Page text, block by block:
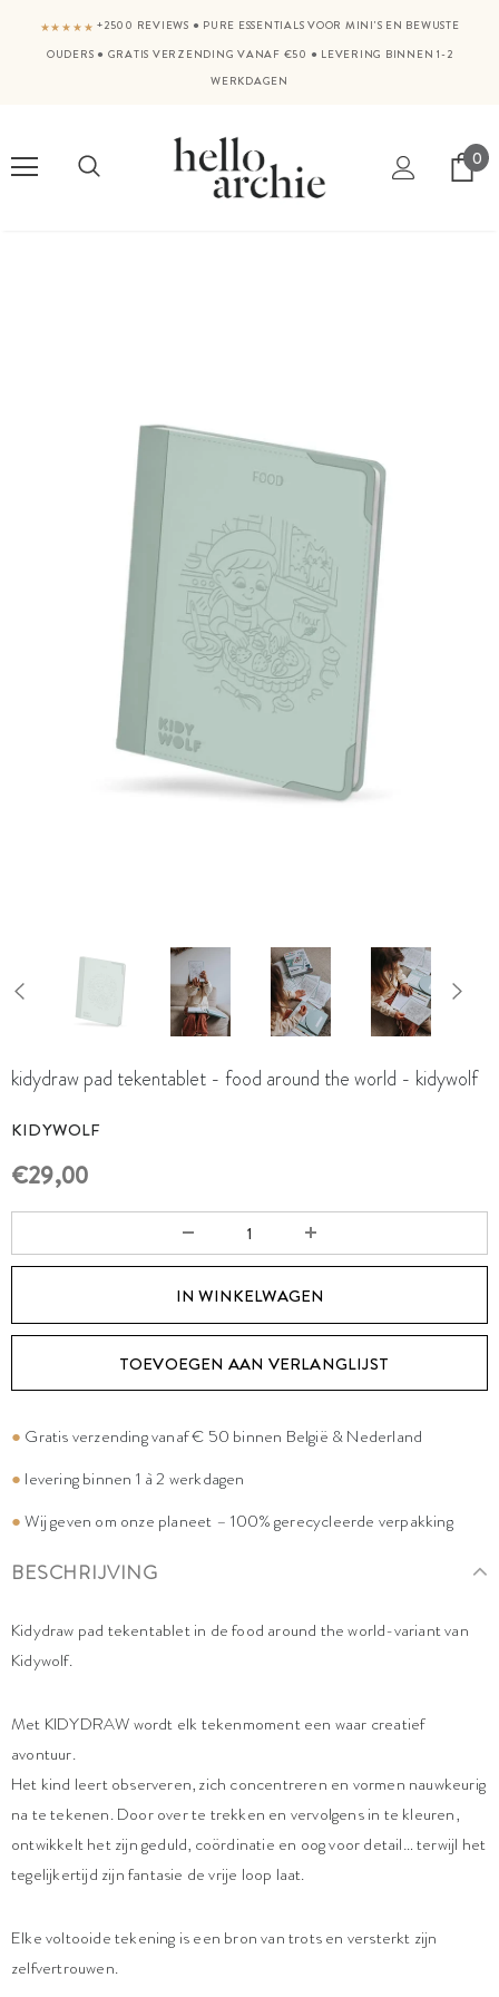
★★★★★ +2500 REVIEWS ● PURE ESSENTIALS VOOR MINI'S EN BEWUSTE
OUDERS ● GRATIS VERZENDING VANAF €50 ● LEVERING BINNEN 1-2
WERKDAGEN
0
kidydraw pad tekentablet - food around the world - kidywolf
KIDYWOLF
€29,00
TOEVOEGEN AAN VERLANGLIJST
● Gratis verzending vanaf € 50 binnen België & Nederland
● levering binnen 1 à 2 werkdagen
●Wij geven om onze planeet – 100% gerecycleerde verpakking
BESCHRIJVING
Kidydraw pad tekentablet in de food around the world-variant van
Kidywolf.
Met KIDYDRAW wordt elk tekenmoment een waar creatief
avontuur.
Het kind leert observeren, zich concentreren en vormen nauwkeurig
na te tekenen. Door over te trekken en vervolgens in te kleuren,
ontwikkelt het zijn geduld, coördinatie en oog voor detail… terwijl het
tegelijkertijd zijn fantasie de vrije loop laat.
Elke voltooide tekening is een bron van trots en versterkt zijn
zelfvertrouwen.